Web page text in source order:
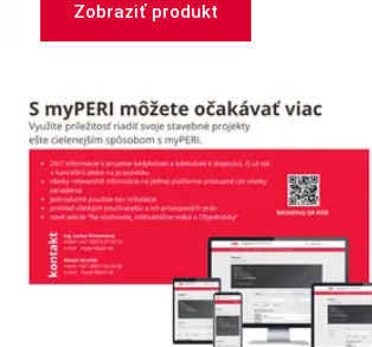
Zobraziť produkt